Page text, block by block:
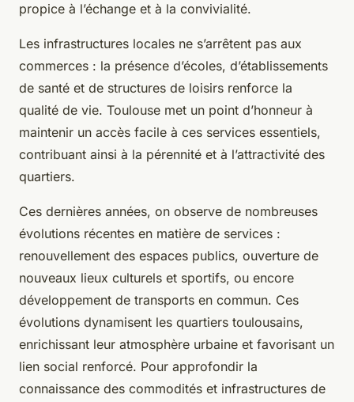
propice à l’échange et à la convivialité.
Les infrastructures locales ne s’arrêtent pas aux
commerces : la présence d’écoles, d’établissements
de santé et de structures de loisirs renforce la
qualité de vie. Toulouse met un point d’honneur à
maintenir un accès facile à ces services essentiels,
contribuant ainsi à la pérennité et à l’attractivité des
quartiers.
Ces dernières années, on observe de nombreuses
évolutions récentes en matière de services :
renouvellement des espaces publics, ouverture de
nouveaux lieux culturels et sportifs, ou encore
développement de transports en commun. Ces
évolutions dynamisent les quartiers toulousains,
enrichissant leur atmosphère urbaine et favorisant un
lien social renforcé. Pour approfondir la
connaissance des commodités et infrastructures de